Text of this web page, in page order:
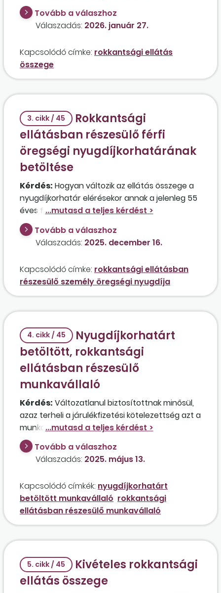
Tovább a válaszhoz
Válaszadás: 2026. január 27.
Kapcsolódó címke: rokkantsági ellátás
összege
3. cikk / 45
Rokkantsági
ellátásban részesülő férfi
öregségi nyugdíjkorhatárának
betöltése
Kérdés: Hogyan változik az ellátás összege a
nyugdíjkorhatár elérésekor annak a jelenleg 55
éves férfinak, aki egy éve rokkantsági
ellátásban részesül, és jelenleg 4 órás
munkaviszonyban dolgozik? A 4 órás jogviszony
miatt lehet alacsonyabb az öregségi nyugdíja,
betöltése után is maradhat a rokkantsági
ellátás folyósítása, ha az kedvezőbb összegű?
Tovább a válaszhoz
Válaszadás: 2025. december 16.
Kapcsolódó címke: rokkantsági ellátásban
részesülő személy öregségi nyugdíja
4. cikk / 45
Nyugdíjkorhatárt
betöltött, rokkantsági
ellátásban részesülő
munkavállaló
Kérdés: Változatlanul biztosítottnak minősül,
azaz terheli a járulékfizetési kötelezettség azt a
munkavállalót, aki jelenleg rokkantsági
ellátásban részesül, 2025. április 29-én
betöltötte a nyugdíjkorhatárát, de nem
igényelte az öregségi nyugdíjat? Munkajogi
azaz könnyebben felmondhat számára a
munkaadó, és nem illeti meg végkielégítés?
Tovább a válaszhoz
Válaszadás: 2025. május 13.
Kapcsolódó címkék: nyugdíjkorhatárt
betöltött munkavállaló rokkantsági
ellátásban részesülő munkavállaló
5. cikk / 45
Kivételes rokkantsági
ellátás összege